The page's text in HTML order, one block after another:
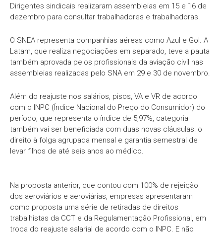
Dirigentes sindicais realizaram assembleias em 15 e 16 de
dezembro para consultar trabalhadores e trabalhadoras.
O SNEA representa companhias aéreas como Azul e Gol. A
Latam, que realiza negociações em separado, teve a pauta
também aprovada pelos profissionais da aviação civil nas
assembleias realizadas pelo SNA em 29 e 30 de novembro.
Além do reajuste nos salários, pisos, VA e VR de acordo
com o INPC (Índice Nacional do Preço do Consumidor) do
período, que representa o índice de 5,97%, categoria
também vai ser beneficiada com duas novas cláusulas: o
direito à folga agrupada mensal e garantia semestral de
levar filhos de até seis anos ao médico.
Na proposta anterior, que contou com 100% de rejeição
dos aeroviários e aeroviárias, empresas apresentaram
como proposta uma série de retiradas de direitos
trabalhistas da CCT e da Regulamentação Profissional, em
troca do reajuste salarial de acordo com o INPC. E não